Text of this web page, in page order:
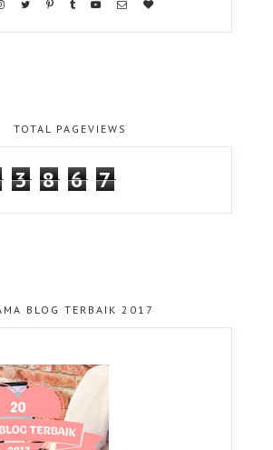
TOTAL PAGEVIEWS
3 8 6 7
BLOG TERBAIK 2017